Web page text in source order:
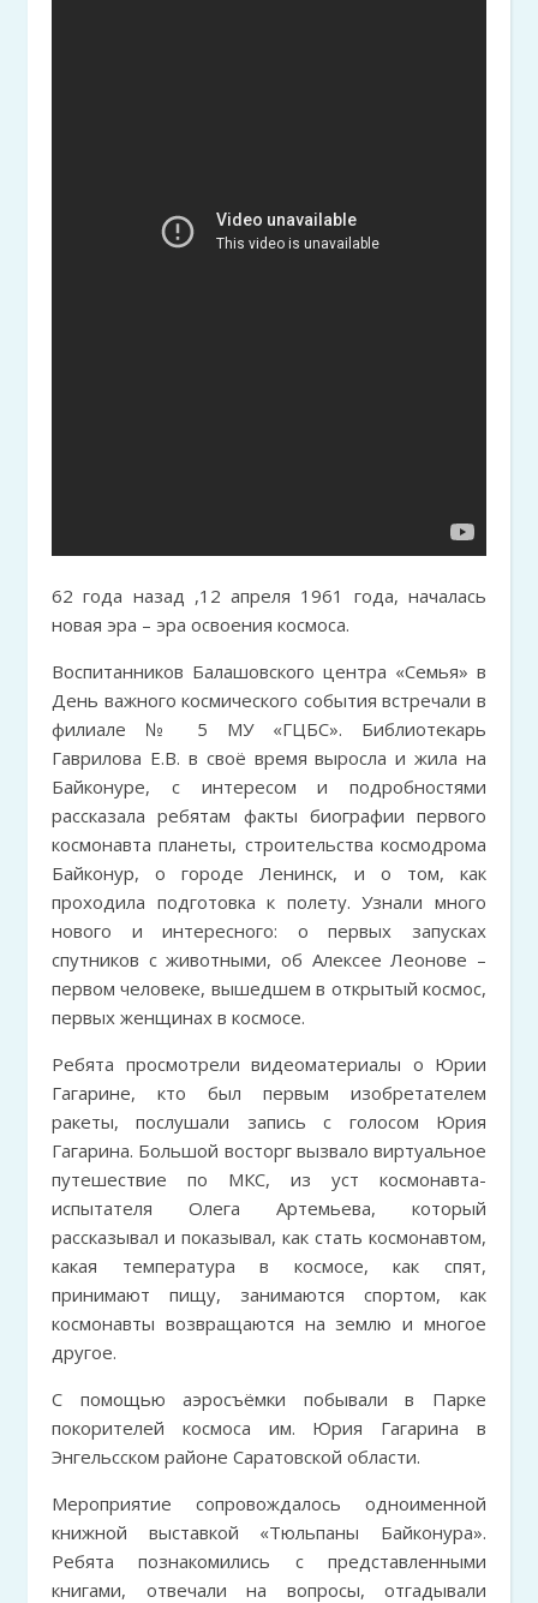
62 года назад ,12 апреля 1961 года, началась
новая эра – эра освоения космоса.
Воспитанников Балашовского центра «Семья» в
День важного космического события встречали в
филиале № 5 МУ «ГЦБС». Библиотекарь
Гаврилова Е.В. в своё время выросла и жила на
Байконуре, с интересом и подробностями
рассказала ребятам факты биографии первого
космонавта планеты, строительства космодрома
Байконур, о городе Ленинск, и о том, как
проходила подготовка к полету. Узнали много
нового и интересного: о первых запусках
спутников с животными, об Алексее Леонове –
первом человеке, вышедшем в открытый космос,
первых женщинах в космосе.
Ребята просмотрели видеоматериалы о Юрии
Гагарине, кто был первым изобретателем
ракеты, послушали запись с голосом Юрия
Гагарина. Большой восторг вызвало виртуальное
путешествие по МКС, из уст космонавта-
испытателя Олега Артемьева, который
рассказывал и показывал, как стать космонавтом,
какая температура в космосе, как спят,
принимают пищу, занимаются спортом, как
космонавты возвращаются на землю и многое
другое.
С помощью аэросъёмки побывали в Парке
покорителей космоса им. Юрия Гагарина в
Энгельсском районе Саратовской области.
Мероприятие сопровождалось одноименной
книжной выставкой «Тюльпаны Байконура».
Ребята познакомились с представленными
книгами, отвечали на вопросы, отгадывали